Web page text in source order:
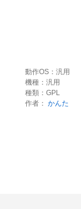
動作OS：汎用
機種：汎用
種類：GPL
作者： かんた